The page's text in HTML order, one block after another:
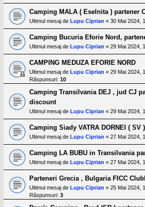
Camping MALA ( Eselnita ) partener
Ultimul mesaj de Lupu Ciprian « 30 Mai 2024,
Camping Bucuria Eforie Nord,
Ultimul mesaj de Lupu Ciprian « 29 Mai 2024,
CAMPING MEDUZA EFORIE NORD
Ultimul mesaj de Lupu Ciprian « 29 Mai 2024,
Răspunsuri: 10
Camping Transilvania DEJ , jud CJ
discount
Ultimul mesaj de Lupu Ciprian « 29 Mai 2024,
Camping Siady VATRA DORNEI ( SV )
Ultimul mesaj de Lupu Ciprian « 27 Mai 2024,
Camping LA BUBU in Transilvania
Ultimul mesaj de Lupu Ciprian « 27 Mai 2024,
Parteneri Grecia , Bulgaria FICC
Ultimul mesaj de Lupu Ciprian « 25 Mai 2024,
Răspunsuri: 3